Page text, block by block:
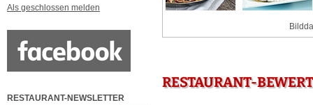
Als geschlossen melden
RESTAURANT-NEWSLETTER
RESTAURANT-